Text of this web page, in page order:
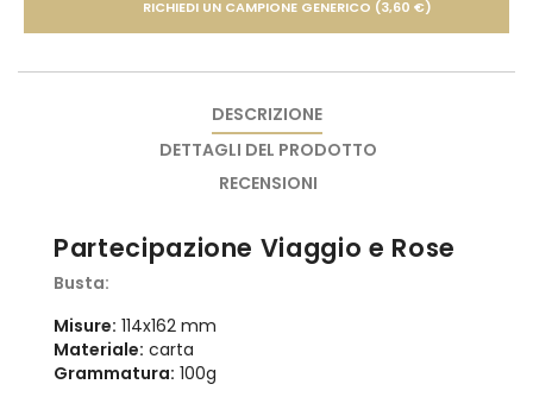
RICHIEDI UN CAMPIONE GENERICO (3,60 €)
DESCRIZIONE
DETTAGLI DEL PRODOTTO
RECENSIONI
Partecipazione Viaggio e Rose
Busta:
Misure: 114x162 mm
Materiale: carta
Grammatura: 100g